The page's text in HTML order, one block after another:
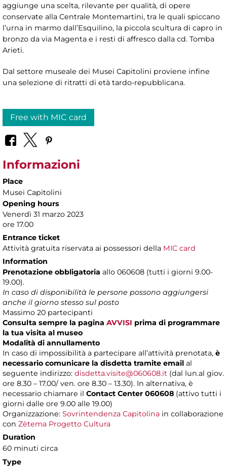
aggiunge una scelta, rilevante per qualità, di opere
conservate alla Centrale Montemartini, tra le quali spiccano
l’urna in marmo dall’Esquilino, la piccola scultura di capro in
bronzo da via Magenta e i resti di affresco dalla cd. Tomba
Arieti.
Dal settore museale dei Musei Capitolini proviene infine
una selezione di ritratti di età tardo-repubblicana.
Free with MIC card
Informazioni
Place
Musei Capitolini
Opening hours
Venerdì 31 marzo 2023
ore 17.00
Entrance ticket
Attività gratuita riservata ai possessori della MIC card
Information
Prenotazione obbligatoria allo 060608 (tutti i giorni 9.00-
19.00).
In caso di disponibilità le persone possono aggiungersi
anche il giorno stesso sul posto
Massimo 20 partecipanti
Consulta sempre la pagina AVVISI prima di programmare
la tua visita al museo
Modalità di annullamento
In caso di impossibilità a partecipare all’attività prenotata, è
necessario comunicare la disdetta tramite email al
seguente indirizzo: disdetta.visite@060608.it (dal lun.al giov.
ore 8.30 – 17.00/ ven. ore 8.30 – 13.30). In alternativa, è
necessario chiamare il Contact Center 060608 (attivo tutti i
giorni dalle ore 9.00 alle 19.00)
Organizzazione: Sovrintendenza Capitolina in collaborazione
con Zètema Progetto Cultura
Duration
60 minuti circa
Type